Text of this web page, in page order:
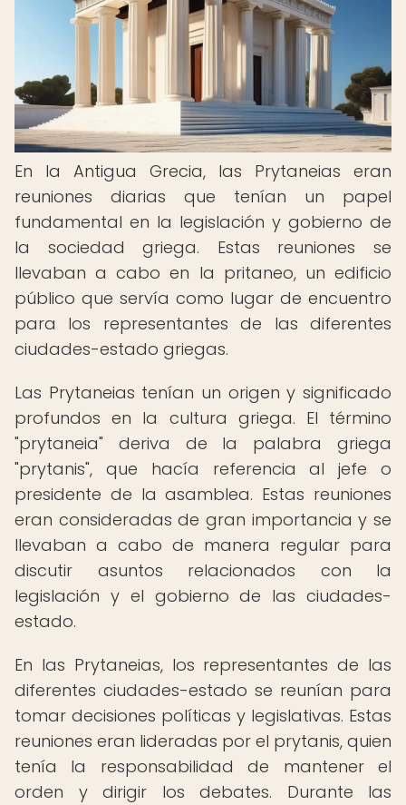
En la Antigua Grecia, las Prytaneias eran
reuniones diarias que tenían un papel
fundamental en la legislación y gobierno de
la sociedad griega. Estas reuniones se
llevaban a cabo en la pritaneo, un edificio
público que servía como lugar de encuentro
para los representantes de las diferentes
ciudades-estado griegas.
Las Prytaneias tenían un origen y significado
profundos en la cultura griega. El término
"prytaneia" deriva de la palabra griega
"prytanis", que hacía referencia al jefe o
presidente de la asamblea. Estas reuniones
eran consideradas de gran importancia y se
llevaban a cabo de manera regular para
discutir asuntos relacionados con la
legislación y el gobierno de las ciudades-
estado.
En las Prytaneias, los representantes de las
diferentes ciudades-estado se reunían para
tomar decisiones políticas y legislativas. Estas
reuniones eran lideradas por el prytanis, quien
tenía la responsabilidad de mantener el
orden y dirigir los debates. Durante las